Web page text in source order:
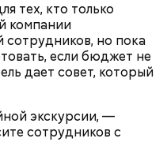
тех, кто только
компании
но пока
если бюджет не
дает совет, который
экскурсии, —
сотрудников с
— 2 шт.
с горкой.
потушить.